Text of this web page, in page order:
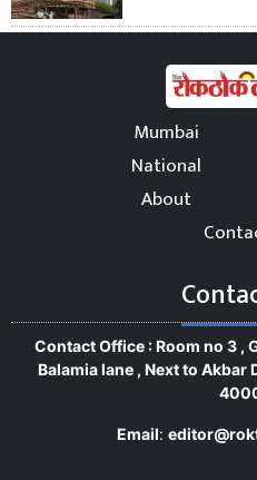
Mumbai
National
About
Contact Office : Room no 3 ,
Balamia lane , Next to Akbar
Email: